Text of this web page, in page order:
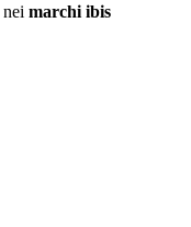
nei marchi ibis